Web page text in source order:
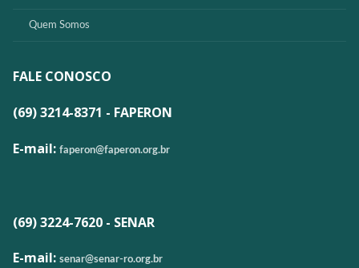
Quem Somos
FALE CONOSCO
(69) 3214-8371 - FAPERON
E-mail: faperon@faperon.org.br
(69) 3224-7620 - SENAR
E-mail: senar@senar-ro.org.br